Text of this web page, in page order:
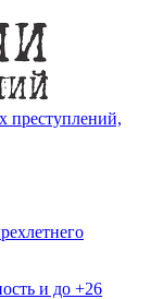
преступлений,
и до +26